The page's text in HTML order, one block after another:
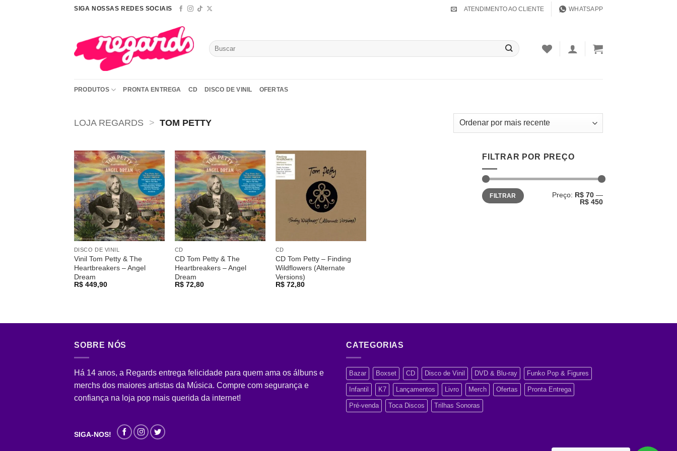
SIGA NOSSAS REDES SOCIAIS ATENDIMENTO AO CLIENTE WHATSAPP
Pesquisar
por:
PRODUTOS PRONTA ENTREGA CD DISCO DE VINIL OFERTAS
LOJA REGARDS > TOM PETTY
Adicionar
a lista de
desejos
DISCO DE VINIL
Vinil Tom Petty & The
Heartbreakers – Angel
Dream
R$449,90
Adicionar
a lista de
desejos
CD
CD Tom Petty & The
Heartbreakers – Angel
Dream
R$72,80
Adicionar
a lista de
desejos
CD
CD Tom Petty – Finding
Wildflowers (Alternate
Versions)
R$72,80
FILTRAR POR PREÇO
Preço
mínimo
Preço
máximo
FILTRAR Preço: R$ 70 —
R$ 450
SOBRE NÓS
Há 14 anos, a Regards entrega felicidade para quem ama os álbuns e
merchs dos maiores artistas da Música. Compre com segurança e
confiança na loja pop mais querida da internet!
SIGA-NOS!
CATEGORIAS
Bazar Boxset CD Disco de Vinil DVD & Blu-ray Funko Pop & Figures
Infantil K7 Lançamentos Livro Merch Ofertas Pronta Entrega
Pré-venda Toca Discos Trilhas Sonoras